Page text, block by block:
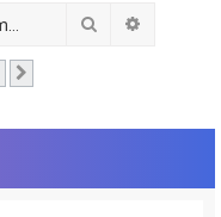
Rechercher